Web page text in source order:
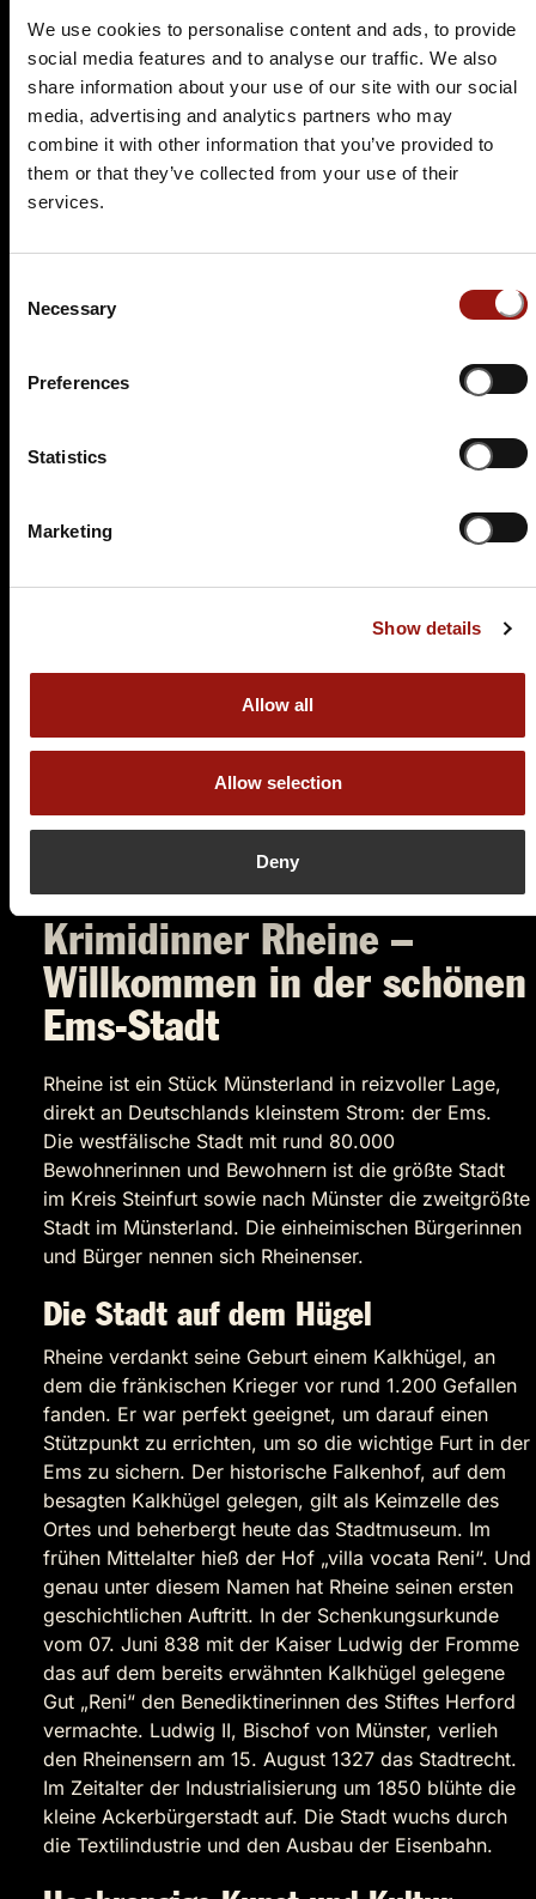
We use cookies to personalise content and ads, to provide
social media features and to analyse our traffic. We also
share information about your use of our site with our social
media, advertising and analytics partners who may
combine it with other information that you’ve provided to
them or that they’ve collected from your use of their
services.
Selection
Necessary
Preferences
Statistics
Marketing
Show details
Allow all
Allow selection
Deny
roter hirsch 4U
Marktplatz 10
48431 Rheine
Auf der Karte anzeigen
89,90 €
Der letzte Joint der Marie Juana - Ein Hippie
Auf der Karte anzeigen
89,90 €
Tickets kaufen
Krimidinner Rheine –
Willkommen in der schönen
Ems-Stadt
Rheine ist ein Stück Münsterland in reizvoller Lage,
direkt an Deutschlands kleinstem Strom: der Ems.
Die westfälische Stadt mit rund 80.000
Bewohnerinnen und Bewohnern ist die größte Stadt
im Kreis Steinfurt sowie nach Münster die zweitgrößte
Stadt im Münsterland. Die einheimischen Bürgerinnen
und Bürger nennen sich Rheinenser.
Die Stadt auf dem Hügel
Rheine verdankt seine Geburt einem Kalkhügel, an
dem die fränkischen Krieger vor rund 1.200 Gefallen
fanden. Er war perfekt geeignet, um darauf einen
Stützpunkt zu errichten, um so die wichtige Furt in der
Ems zu sichern. Der historische Falkenhof, auf dem
besagten Kalkhügel gelegen, gilt als Keimzelle des
Ortes und beherbergt heute das Stadtmuseum. Im
frühen Mittelalter hieß der Hof „villa vocata Reni“. Und
genau unter diesem Namen hat Rheine seinen ersten
geschichtlichen Auftritt. In der Schenkungsurkunde
vom 07. Juni 838 mit der Kaiser Ludwig der Fromme
das auf dem bereits erwähnten Kalkhügel gelegene
Gut „Reni“ den Benediktinerinnen des Stiftes Herford
vermachte. Ludwig II, Bischof von Münster, verlieh
den Rheinensern am 15. August 1327 das Stadtrecht.
Im Zeitalter der Industrialisierung um 1850 blühte die
kleine Ackerbürgerstadt auf. Die Stadt wuchs durch
die Textilindustrie und den Ausbau der Eisenbahn.